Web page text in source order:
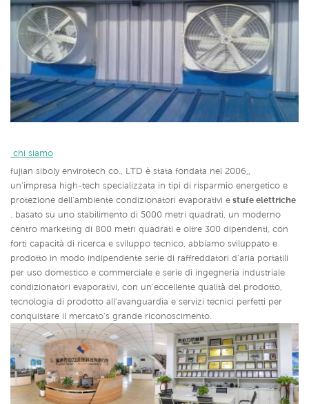
chi siamo
fujian siboly envirotech co., LTD è stata fondata nel 2006,,
un'impresa high-tech specializzata in tipi di risparmio energetico e
protezione dell'ambiente condizionatori evaporativi e stufe elettriche
. basato su uno stabilimento di 5000 metri quadrati, un moderno
centro marketing di 800 metri quadrati e oltre 300 dipendenti, con
forti capacità di ricerca e sviluppo tecnico, abbiamo sviluppato e
prodotto in modo indipendente serie di raffreddatori d'aria portatili
per uso domestico e commerciale e serie di ingegneria industriale
condizionatori evaporativi, con un'eccellente qualità del prodotto,
tecnologia di prodotto all'avanguardia e servizi tecnici perfetti per
conquistare il mercato's grande riconoscimento.